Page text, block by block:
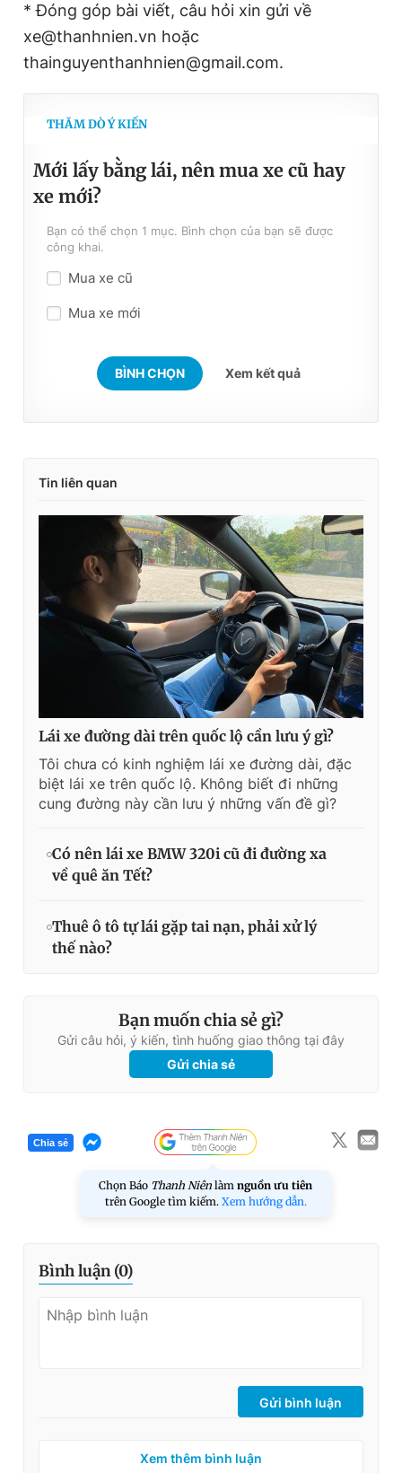
Theo dõi báo trên
Quảng cáo
Tổng biên tập: Nguyễn Ngọc Toàn
Phó tổng biên tập thường trực: Hải Thành
Phó tổng biên tập: Trần Việt Hưng
Tổng thư ký tòa soạn: Đức Trung
Giấy phép xuất bản số 110/GP - BTTTT cấp ngày 24.3.2020
chép dưới mọi hình thức nếu không có sự chấp thuận bằng văn
* Đóng góp bài viết, câu hỏi xin gửi về
xe@thanhnien.vn hoặc
thainguyenthanhnien@gmail.com.
THĂM DÒ Ý KIẾN
Mới lấy bằng lái, nên mua xe cũ hay
xe mới?
Bạn có thể chọn 1 mục. Bình chọn của bạn sẽ được
công khai.
Mua xe cũ
Mua xe mới
BÌNH CHỌN Xem kết quả
Tin liên quan
Lái xe đường dài trên quốc lộ cần lưu ý gì?
Tôi chưa có kinh nghiệm lái xe đường dài, đặc
biệt lái xe trên quốc lộ. Không biết đi những
cung đường này cần lưu ý những vấn đề gì?
Có nên lái xe BMW 320i cũ đi đường xa
về quê ăn Tết?
Thuê ô tô tự lái gặp tai nạn, phải xử lý
thế nào?
Bạn muốn chia sẻ gì?
Gửi câu hỏi, ý kiến, tình huống giao thông tại đây
Gửi chia sẻ
Chia sẻ
Chọn Báo Thanh Niên làm nguồn ưu tiên
trên Google tìm kiếm. Xem hướng dẫn.
Bình luận (0)
Gửi bình luận
Xem thêm bình luận